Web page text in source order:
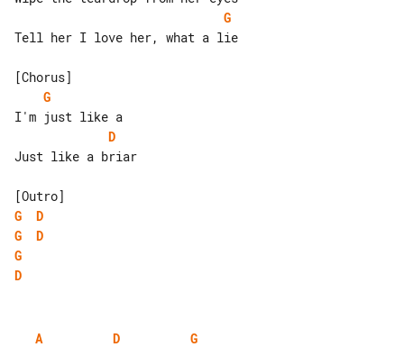
G
Tell her I love her, what a lie
G
D
Just like a briar
G
D
G
D
G
D
A D G